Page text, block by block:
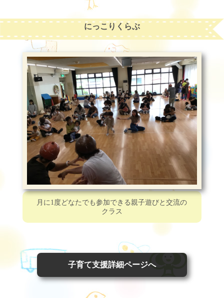
にっこりくらぶ
月に1度どなたでも参加できる親子遊びと交流の
クラス
子育て支援詳細ページへ